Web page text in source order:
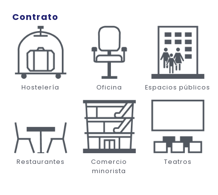
Contrato
Hostelería Oficina Espacios públicos
Restaurantes
Comercio
minorista
Teatros